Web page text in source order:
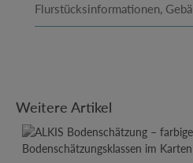
Flurstücksinformationen,
Produktgalerie überspringen
Weitere Artikel